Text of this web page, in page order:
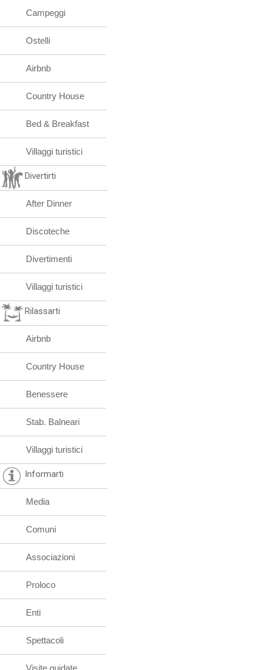
Campeggi
Ostelli
Airbnb
Country House
Bed & Breakfast
Villaggi turistici
Divertirti
After Dinner
Discoteche
Divertimenti
Villaggi turistici
Rilassarti
Airbnb
Country House
Benessere
Stab. Balneari
Villaggi turistici
Informarti
Media
Comuni
Associazioni
Proloco
Enti
Spettacoli
Visite guidate